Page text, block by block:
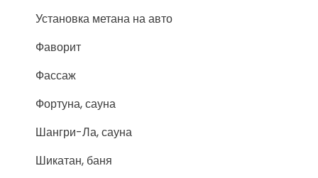
Установка метана на авто
Фаворит
Фассаж
Фортуна, сауна
Шангри-Ла, сауна
Шикатан, баня